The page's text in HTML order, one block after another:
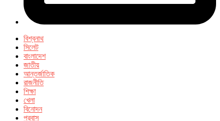
বিশ্বনাথ
সিলেট
বাংলাদেশ
জাতীয়
আন্তর্জাতিক
রাজনীতি
শিক্ষা
খেলা
বিনোদন
প্রবাস